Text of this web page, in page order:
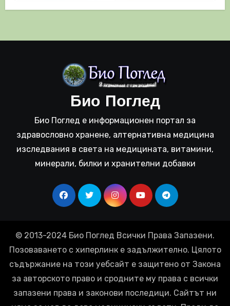
Био Поглед
Био Поглед е информационен портал за
здравословно хранене, алтернативна медицина
изследвания в света на медицината, витамини,
минерали, билки и хранителни добавки
© 2013-2024 Био Поглед Всички Права Запазени.
Позоваването с хиперлинк е задължително. Цялото
съдържание на този уебсайт е защитено от Закона
за авторското право и сродните му права с всички
запазени права и законови последици. Сайтът ни